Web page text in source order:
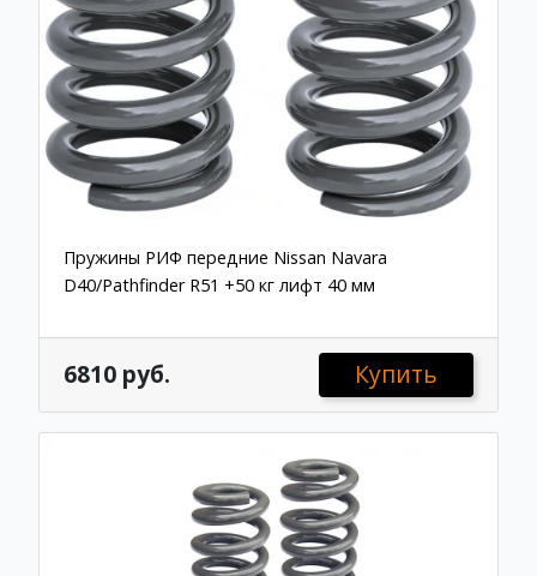
Пружины РИФ передние Nissan Navara
D40/Pathfinder R51 +50 кг лифт 40 мм
6810 руб. Купить